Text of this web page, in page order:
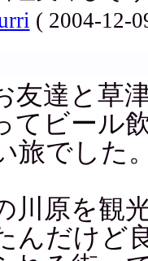
( 2004-12-
友達と草
てビール
旅でした
川原を観
んだけど